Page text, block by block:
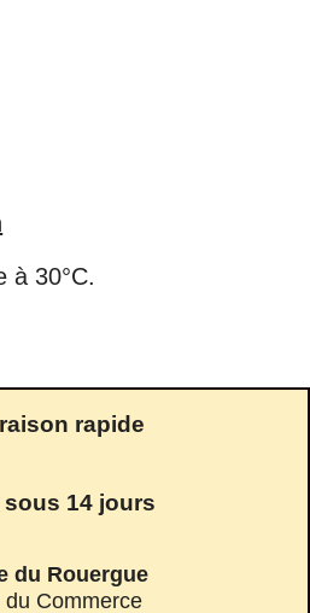
à 30°C.
rapide
sous 14 jours
du Rouergue
du Commerce